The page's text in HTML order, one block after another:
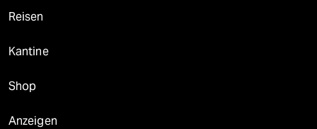
Reisen
Kantine
Shop
Anzeigen